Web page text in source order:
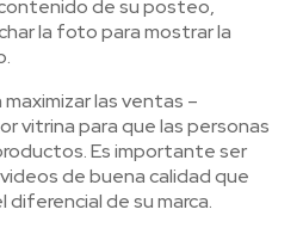
de su posteo,
la foto para mostrar la
las ventas –
vitrina para que las personas
Es importante ser
de buena calidad que
de su marca.